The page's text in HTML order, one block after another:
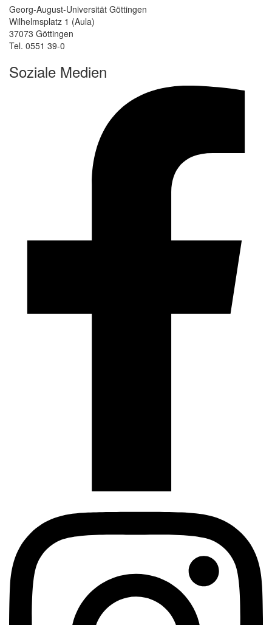
Georg-August-Universität Göttingen
Wilhelmsplatz 1 (Aula)
37073 Göttingen
Tel. 0551 39-0
Soziale Medien